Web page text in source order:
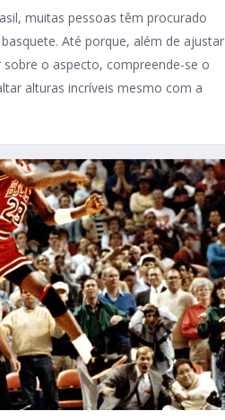
muitas pessoas têm procurado
Até porque, além de ajustar
o aspecto, compreende-se o
alturas incríveis mesmo com a